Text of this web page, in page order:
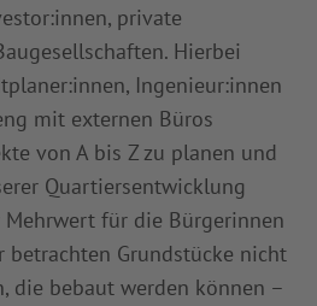
private
Hierbei
Ingenieur:innen
mit externen Büros
von A bis Z zu planen und
Quartiersentwicklung
für die Bürgerinnen
betrachten Grundstücke nicht
die bebaut werden können –